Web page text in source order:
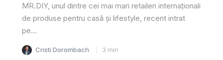
MR.DIY, unul dintre cei mai mari retaileri internaționali
de produse pentru casă și lifestyle, recent intrat
pe...
Cristi Dorombach 3 min